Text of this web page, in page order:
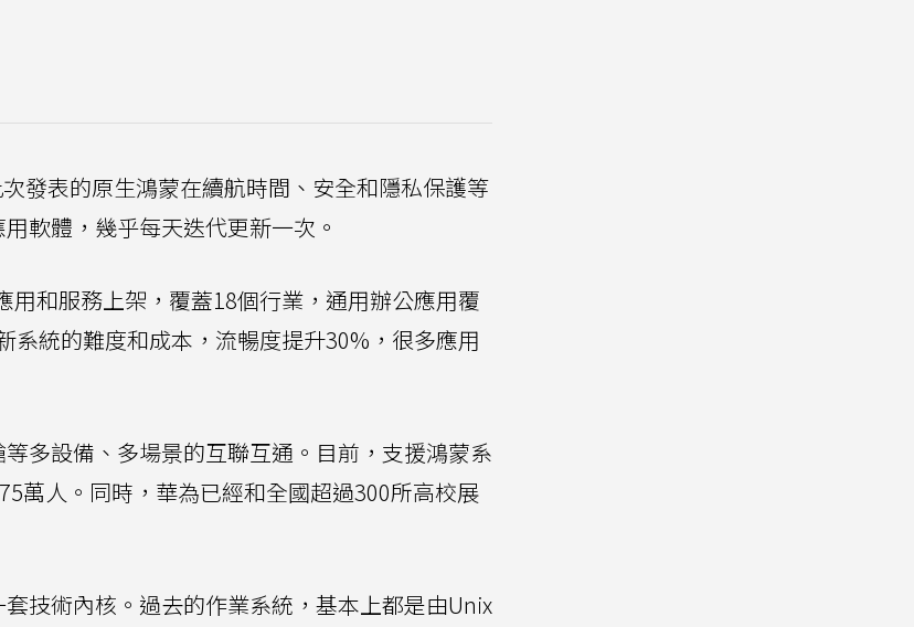
發表的原生鴻蒙在續航時間、安全和隱私保護等
軟體，幾乎每天迭代更新一次。
和服務上架，覆蓋18個行業，通用辦公應用覆
系統的難度和成本，流暢度提升30%，很多應用
多設備、多場景的互聯互通。目前，支援鴻蒙系
萬人。同時，華為已經和全國超過300所高校展
技術內核。過去的作業系統，基本上都是由Unix